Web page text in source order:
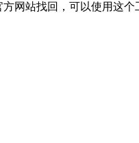
网站找回，可以使用这个